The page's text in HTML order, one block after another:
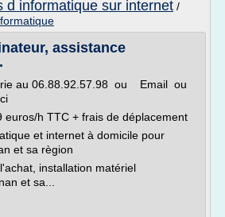
d informatique sur internet /
assistance
au 06.88.92.57.98 ou Email ou
euros/h TTC + frais de déplacement
et internet à domicile pour
et sa règion
installation matériel
et sa...